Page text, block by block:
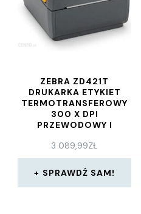
ZEBRA ZD421T
DRUKARKA ETYKIET
TERMOTRANSFEROWY
300 X DPI
PRZEWODOWY I
(ZD4A04330EW02EZ)
3 089,99ZŁ
SPRAWDŹ SAM!